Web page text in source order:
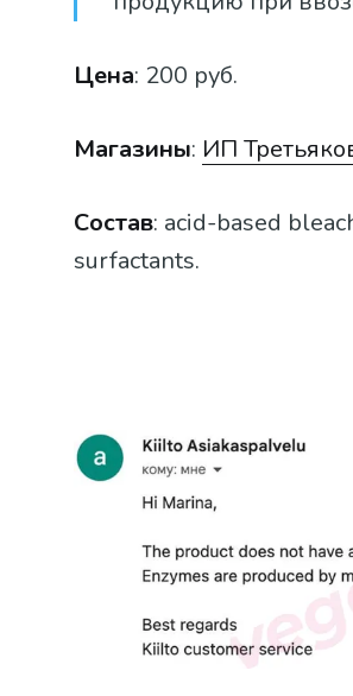
Цена: 200 руб.
Магазины: ИП
Состав: acid-based
surfactants.